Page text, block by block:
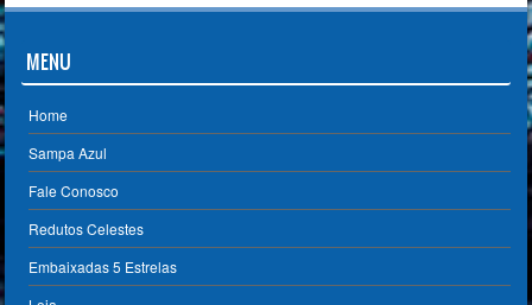
MENU
Home
Sampa Azul
Fale Conosco
Redutos Celestes
Embaixadas 5 Estrelas